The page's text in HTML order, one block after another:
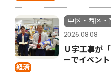
経済
中区・西区・
2026.08.08
Ｕ字工事が
ーでイベント